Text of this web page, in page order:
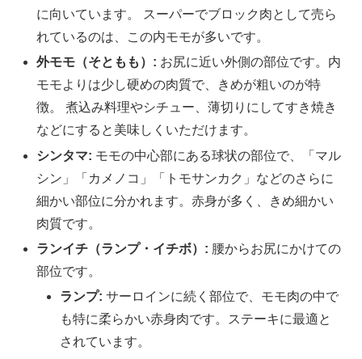
に向いています。 スーパーでブロック肉として売ら
れているのは、この内モモが多いです。
外モモ（そともも）: お尻に近い外側の部位です。内
モモよりは少し硬めの肉質で、きめが粗いのが特
徴。 煮込み料理やシチュー、薄切りにしてすき焼き
などにすると美味しくいただけます。
シンタマ: モモの中心部にある球状の部位で、「マル
シン」「カメノコ」「トモサンカク」などのさらに
細かい部位に分かれます。赤身が多く、きめ細かい
肉質です。
ランイチ（ランプ・イチボ）: 腰からお尻にかけての
部位です。
ランプ: サーロインに続く部位で、モモ肉の中で
も特に柔らかい赤身肉です。ステーキに最適と
されています。